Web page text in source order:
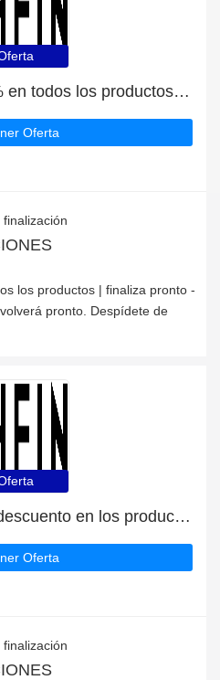
Consigue hasta un 4% en todos los productos | finaliza pronto
Oferta
los productos | finaliza pronto -
pronto. Despídete de
Consigue un 30% de descuento en los productos de Es.shein | caduca pronto
Oferta